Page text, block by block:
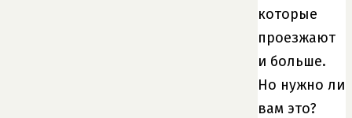
которые
проезжают
и больше.
Но нужно ли
вам это?